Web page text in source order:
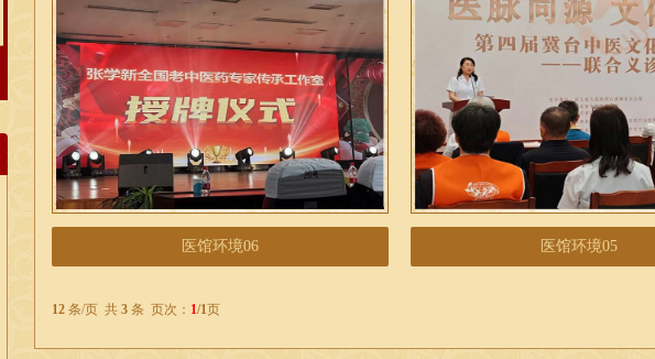
医馆环境06 医馆环境05
12条/页 共 3条 页次： 1/1页